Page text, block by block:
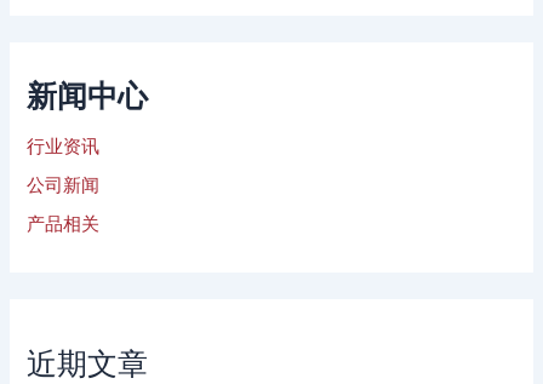
新闻中心
行业资讯
公司新闻
产品相关
近期文章